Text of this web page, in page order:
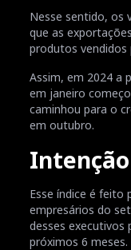
Nesse sentido, os
que as
produtos vendidos
Assim, em 2024 a
em janeiro
caminhou para o
em outubro.
Esse índice é feito
empresários do
desses executivos
próximos 6 meses.